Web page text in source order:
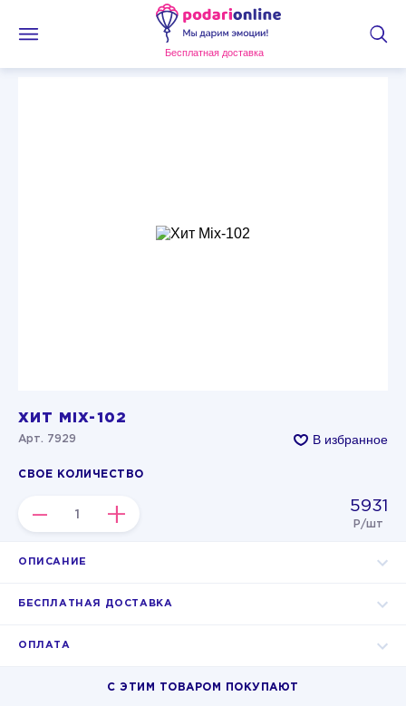
Бесплатная доставка
ХИТ MIX-102
Арт. 7929 В избранное
СВОЕ КОЛИЧЕСТВО
– + 5931
Р/шт
ОПИСАНИЕ
БЕСПЛАТНАЯ ДОСТАВКА
ОПЛАТА
С ЭТИМ ТОВАРОМ ПОКУПАЮТ